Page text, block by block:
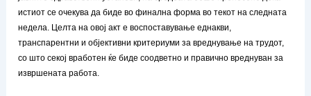
истиот се очекува да биде во финална форма во текот на следната
недела. Целта на овој акт е воспоставување еднакви,
транспарентни и објективни критериуми за вреднување на трудот,
со што секој вработен ќе биде соодветно и правично вреднуван за
извршената работа.